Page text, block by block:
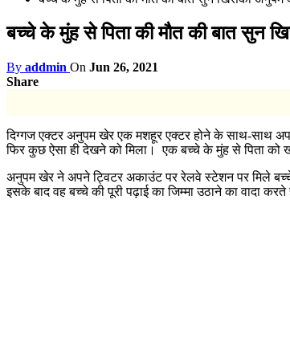
बच्चे के मुंह से पिता की मौत की बात सुन
By addmin On Jun 26, 2021
Share
दिग्गज एक्टर अनुपम खेर एक मशहूर एक्टर होने के साथ-साथ
फिर कुछ ऐसा ही देखने को मिला। एक बच्चे के मुंह से पिता को
अनुपम खेर ने अपने ट्विटर अकाउंट पर रेलवे स्टेशन पर मिले
इसके बाद वह बच्चे की पूरी पढ़ाई का जिम्मा उठाने का वादा करते